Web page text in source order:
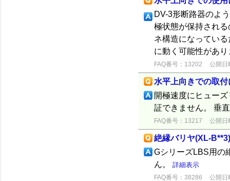
DV-3形断路器のよ
極状態が保持され
ネ構造になってい
に動く可能性があ
FAQ番号：13202 公開日
水平上向きでの取
開極速度にヒュー
証できません。 垂
FAQ番号：13217 公開日
絶縁バリヤ(XL-
GシリーズLBS用の
ん。 詳細表示
FAQ番号：38286 公開日